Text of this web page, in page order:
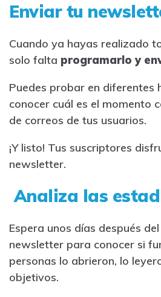
Enviar tu
Cuando ya hayas realizado
solo falta programarlo y
Puedes probar en diferentes
conocer cuál es el momento
de correos de tus usuarios.
¡Y listo! Tus suscriptores
newsletter.
Analiza las
Espera unos días después
newsletter para conocer si
personas lo abrieron, lo
objetivos.